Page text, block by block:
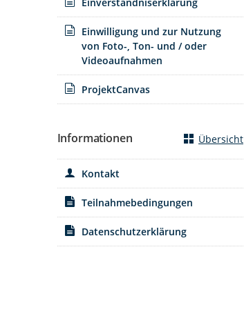
Einwilligung und zur Nutzung
von Foto-, Ton- und / oder
Videoaufnahmen
ProjektCanvas
Informationen Übersicht
Kontakt
Teilnahmebedingungen
Datenschutzerklärung